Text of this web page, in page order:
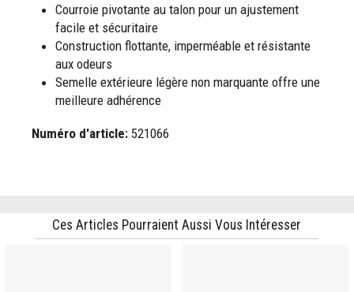
Courroie pivotante au talon pour un ajustement
facile et sécuritaire
Construction flottante, imperméable et résistante
aux odeurs
Semelle extérieure légère non marquante offre une
meilleure adhérence
Numéro d'article: 521066
Ces Articles Pourraient Aussi Vous Intéresser